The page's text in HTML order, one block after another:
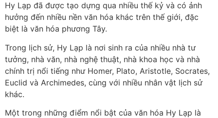
Hy Lạp đã được tạo dựng qua nhiều thế kỷ và có ảnh
hưởng đến nhiều nền văn hóa khác trên thế giới, đặc
biệt là văn hóa phương Tây.
Trong lịch sử, Hy Lạp là nơi sinh ra của nhiều nhà tư
tưởng, nhà văn, nhà nghệ thuật, nhà khoa học và nhà
chính trị nổi tiếng như Homer, Plato, Aristotle, Socrates,
Euclid và Archimedes, cùng với nhiều nhân vật lịch sử
khác.
Một trong những điểm nổi bật của văn hóa Hy Lạp là